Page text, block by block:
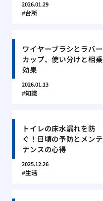
2026.01.29
台所
ワイヤーブラシとラバー
カップ、使い分けと相乗
効果
2026.01.13
知識
トイレの床水漏れを防
ぐ！日頃の予防とメンテ
ナンスの心得
2025.12.26
生活